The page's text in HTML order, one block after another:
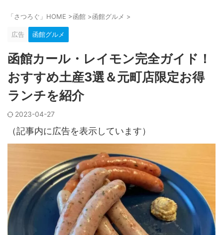
「さつろぐ」HOME >函館 >函館グルメ >
広告 函館グルメ
函館カール・レイモン完全ガイド！
おすすめ土産3選＆元町店限定お得
ランチを紹介
2023-04-27
（記事内に広告を表示しています）